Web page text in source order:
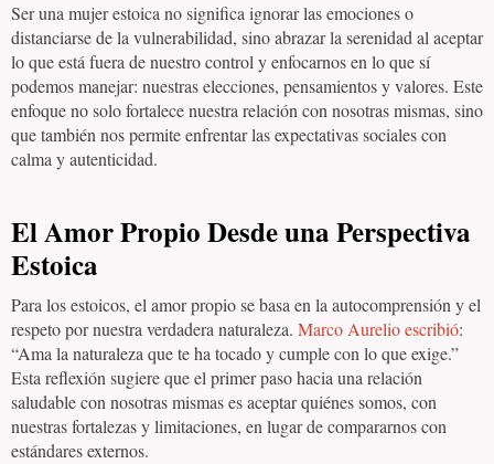
Ser una mujer estoica no significa ignorar las emociones o
distanciarse de la vulnerabilidad, sino abrazar la serenidad al aceptar
lo que está fuera de nuestro control y enfocarnos en lo que sí
podemos manejar: nuestras elecciones, pensamientos y valores. Este
enfoque no solo fortalece nuestra relación con nosotras mismas, sino
que también nos permite enfrentar las expectativas sociales con
calma y autenticidad.
El Amor Propio Desde una Perspectiva
Estoica
Para los estoicos, el amor propio se basa en la autocomprensión y el
respeto por nuestra verdadera naturaleza. Marco Aurelio escribió:
“Ama la naturaleza que te ha tocado y cumple con lo que exige.”
Esta reflexión sugiere que el primer paso hacia una relación
saludable con nosotras mismas es aceptar quiénes somos, con
nuestras fortalezas y limitaciones, en lugar de compararnos con
estándares externos.